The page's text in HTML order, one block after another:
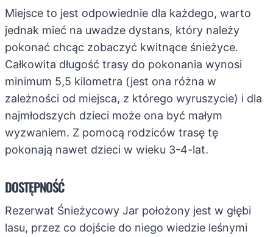
Miejsce to jest odpowiednie dla każdego, warto
jednak mieć na uwadze dystans, który należy
pokonać chcąc zobaczyć kwitnące śnieżyce.
Całkowita długość trasy do pokonania wynosi
minimum 5,5 kilometra (jest ona różna w
zależności od miejsca, z którego wyruszycie) i dla
najmłodszych dzieci może ona być małym
wyzwaniem. Z pomocą rodziców trasę tę
pokonają nawet dzieci w wieku 3-4-lat.
DOSTĘPNOŚĆ
Rezerwat Śnieżycowy Jar położony jest w głębi
lasu, przez co dojście do niego wiedzie leśnymi